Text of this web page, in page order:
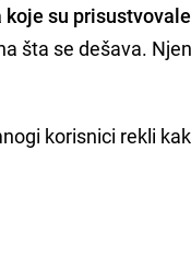
su
šta se dešava.
korisnici rekli